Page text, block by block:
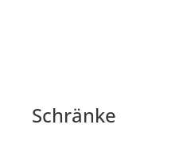
Schränke